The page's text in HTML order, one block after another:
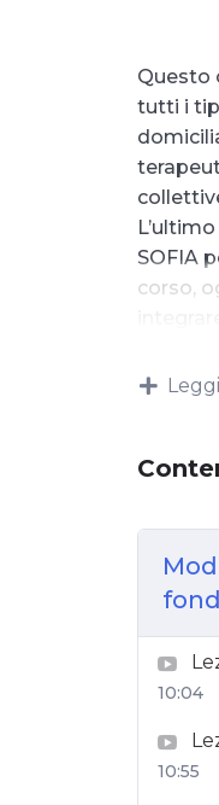
Questo
tutti i
SOFIA
corso,
10:04
10:55